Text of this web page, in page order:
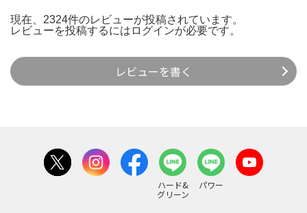
現在、2324件のレビューが投稿されています。
レビューを投稿するには ログインが必要です。
レビューを書く
ハード&
グリーン
パワー